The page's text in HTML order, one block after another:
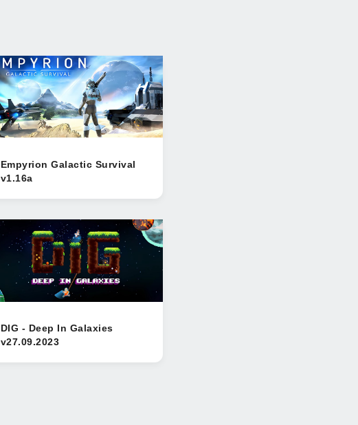
Empyrion Galactic Survival
v1.16a
DIG - Deep In Galaxies
v27.09.2023